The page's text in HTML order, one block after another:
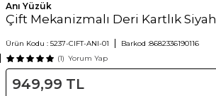
Anı Yüzük
Çift Mekanizmalı Deri Kartlık Siyah
Ürün Kodu : 5237-CIFT-ANI-01 Barkod :8682336190116
(1) Yorum Yap
949,99 TL